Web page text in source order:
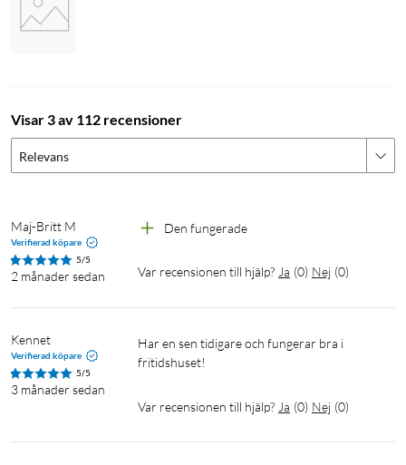
Visar 3 av 112 recensioner
Relevans
Maj-Britt M
Verifierad köpare
5/5
2 månader sedan
Den fungerade
Var recensionen till hjälp? Ja (0) Nej (0)
Kennet
Verifierad köpare
5/5
3 månader sedan
Har en sen tidigare och fungerar bra i
fritidshuset!
Var recensionen till hjälp? Ja (0) Nej (0)